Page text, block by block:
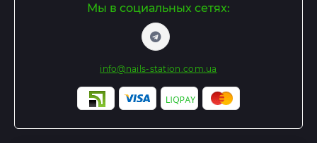
Мы в социальных сетях:
info@nails-station.com.ua